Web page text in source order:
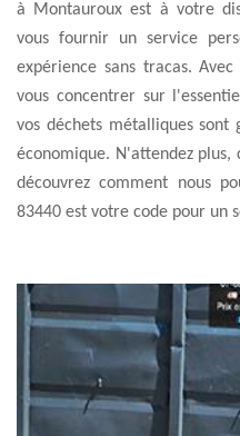
à Montauroux est à votre
vous fournir un service
expérience sans tracas.
vous concentrer sur
vos déchets métalliques sont
économique. N'attendez plus,
découvrez comment nous
83440 est votre code pour un